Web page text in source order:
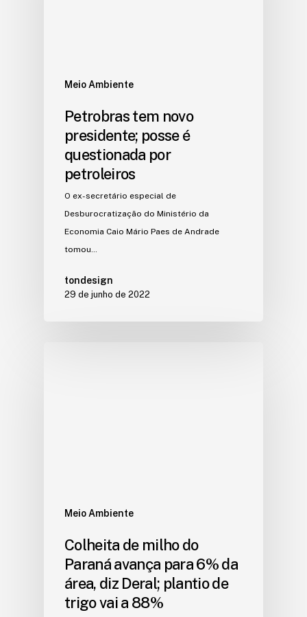
Meio Ambiente
Petrobras tem novo
presidente; posse é
questionada por
petroleiros
O ex-secretário especial de
Desburocratização do Ministério da
Economia Caio Mário Paes de Andrade
tomou…
tondesign
29 de junho de 2022
Meio Ambiente
Colheita de milho do
Paraná avança para 6% da
área, diz Deral; plantio de
trigo vai a 88%